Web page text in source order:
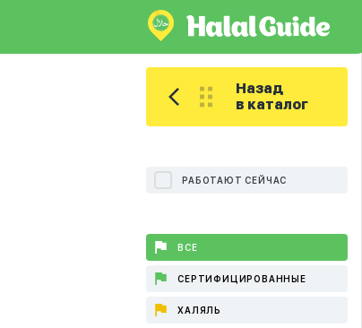
Назад
в каталог
РАБОТАЮТ СЕЙЧАС
ВСЕ
СЕРТИФИЦИРОВАННЫЕ
ХАЛЯЛЬ